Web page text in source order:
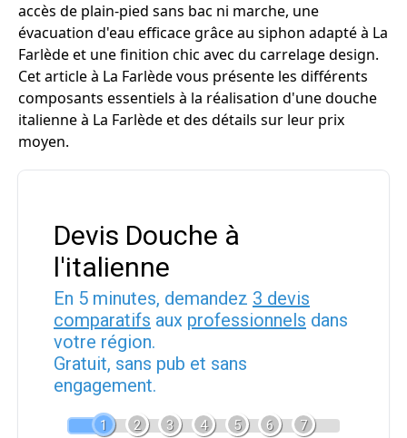
accès de plain-pied sans bac ni marche, une
évacuation d'eau efficace grâce au siphon adapté à La
Farlède et une finition chic avec du carrelage design.
Cet article à La Farlède vous présente les différents
composants essentiels à la réalisation d'une douche
italienne à La Farlède et des détails sur leur prix
moyen.
Devis Douche à
l'italienne
En 5 minutes, demandez 3 devis
comparatifs aux professionnels dans
votre région.
Gratuit, sans pub et sans
engagement.
1 2 3 4 5 6 7